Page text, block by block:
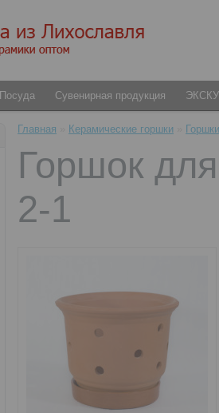
Посуда Сувенирная продукция
Главная Керамические горшки
Горшок
2-1